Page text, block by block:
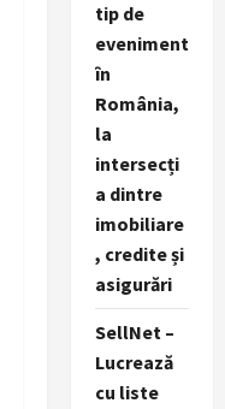
tip de
eveniment
în
România,
la
intersecți
a dintre
imobiliare
, credite și
asigurări
SellNet –
Lucrează
cu liste